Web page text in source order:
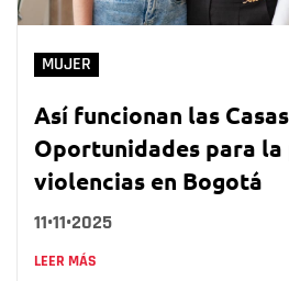
MUJER
Así funcionan las
Oportunidades para
violencias en Bogotá
11•11•2025
LEER MÁS